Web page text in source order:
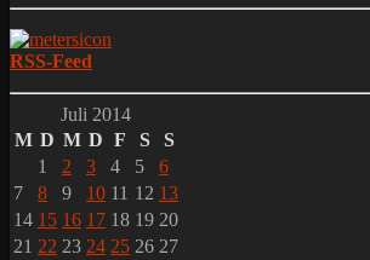
RSS-Feed
Juli 2014
M D M D F S
S
1
2 3 4 5
6
7
8 9 10 11 12 13
14 15 16 17 18 19 20
21 22 23 24 25 26 27